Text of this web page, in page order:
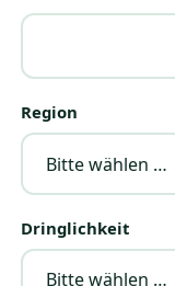
Region
Dringlichkeit